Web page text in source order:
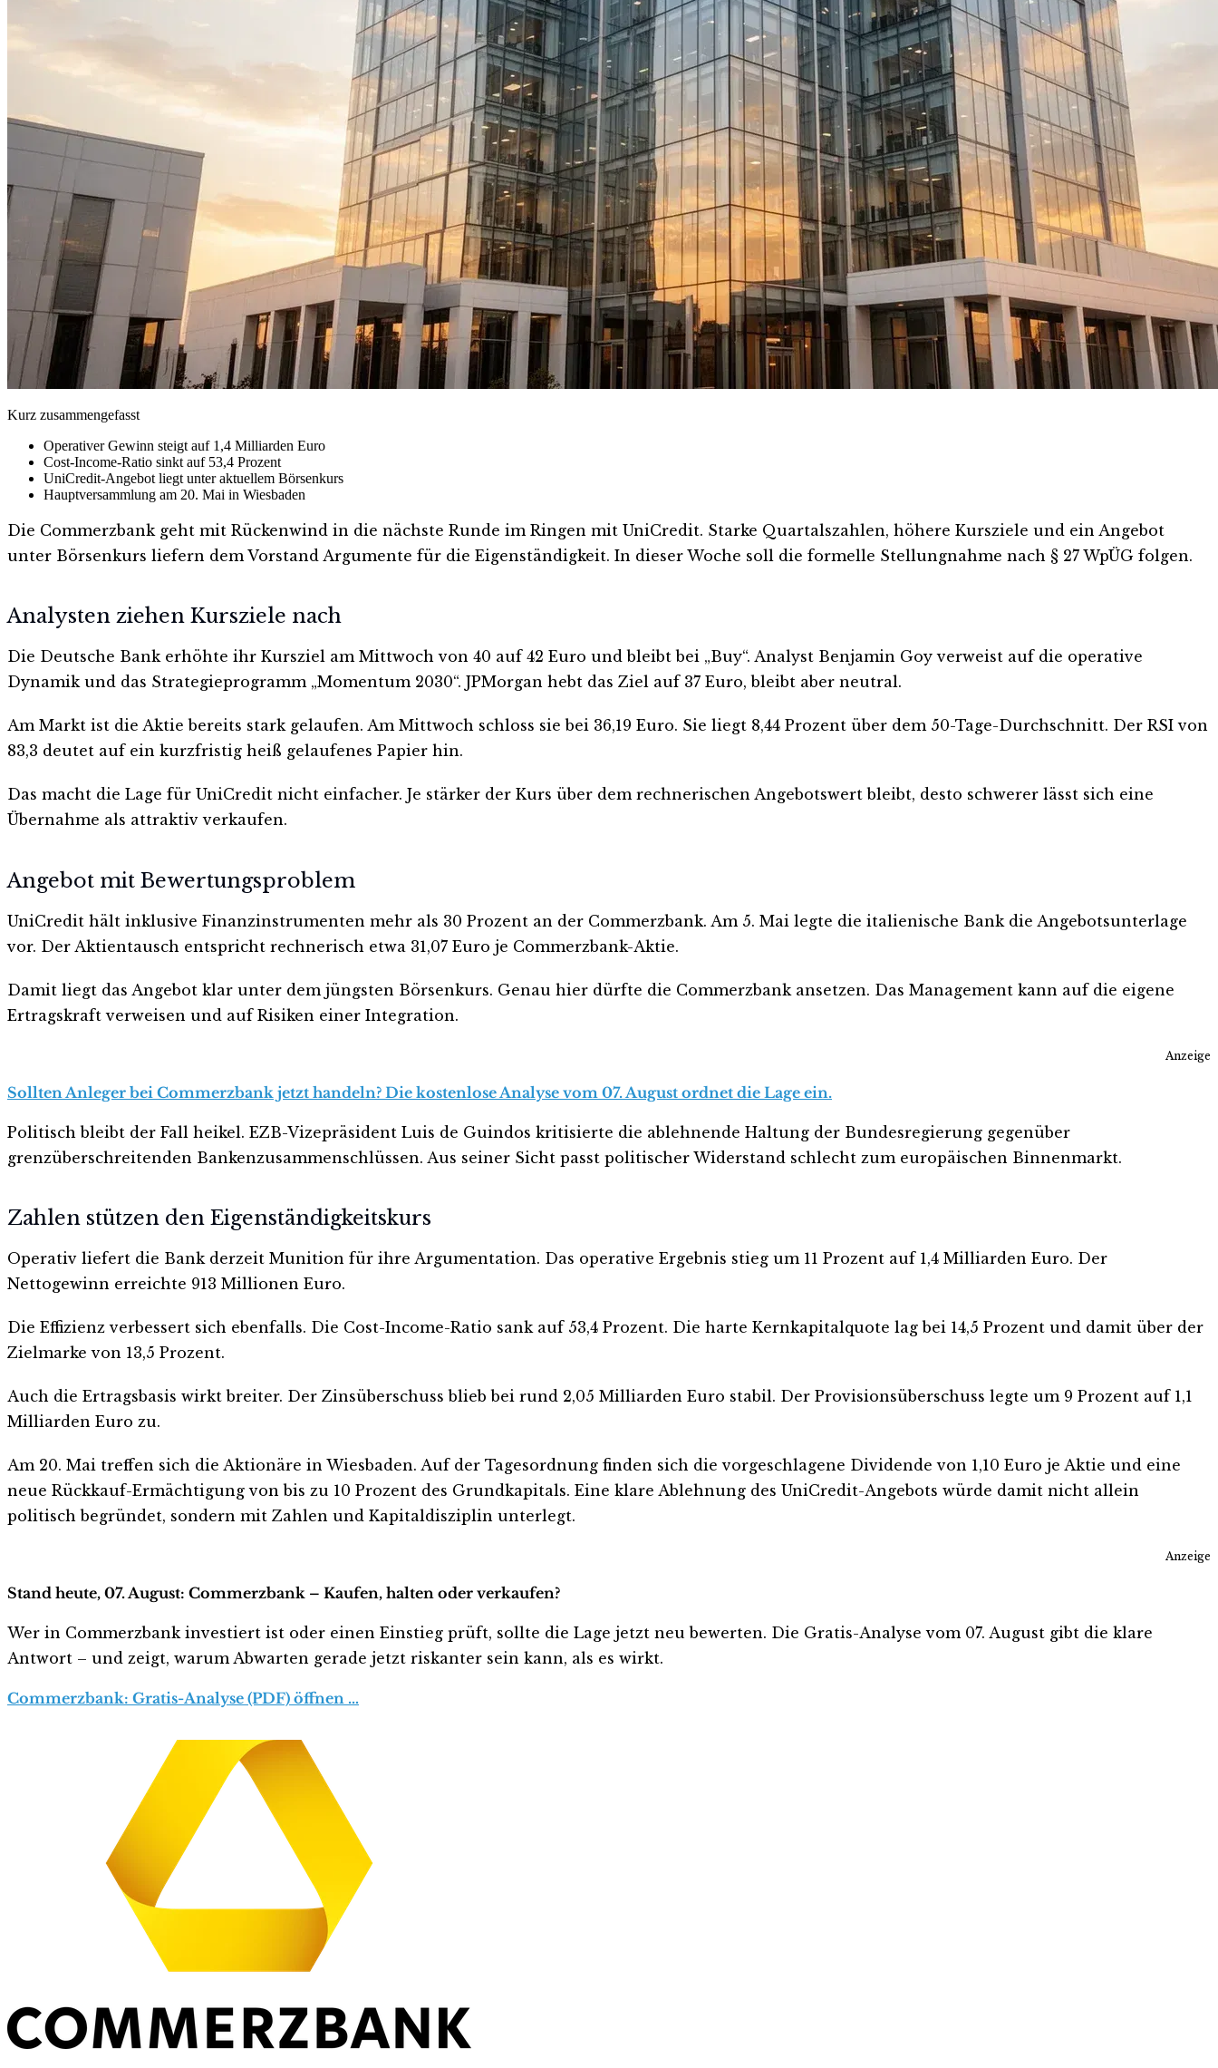
Kurz zusammengefasst
Operativer Gewinn steigt auf 1,4 Milliarden Euro
Cost-Income-Ratio sinkt auf 53,4 Prozent
UniCredit-Angebot liegt unter aktuellem Börsenkurs
Hauptversammlung am 20. Mai in Wiesbaden
Die Commerzbank geht mit Rückenwind in die nächste Runde im Ringen mit UniCredit. Starke Quartalszahlen, höhere Kursziele und ein Angebot
unter Börsenkurs liefern dem Vorstand Argumente für die Eigenständigkeit. In dieser Woche soll die formelle Stellungnahme nach § 27 WpÜG folgen.
Analysten ziehen Kursziele nach
Die Deutsche Bank erhöhte ihr Kursziel am Mittwoch von 40 auf 42 Euro und bleibt bei „Buy“. Analyst Benjamin Goy verweist auf die operative
Dynamik und das Strategieprogramm „Momentum 2030“. JPMorgan hebt das Ziel auf 37 Euro, bleibt aber neutral.
Am Markt ist die Aktie bereits stark gelaufen. Am Mittwoch schloss sie bei 36,19 Euro. Sie liegt 8,44 Prozent über dem 50-Tage-Durchschnitt. Der RSI von
83,3 deutet auf ein kurzfristig heiß gelaufenes Papier hin.
Das macht die Lage für UniCredit nicht einfacher. Je stärker der Kurs über dem rechnerischen Angebotswert bleibt, desto schwerer lässt sich eine
Übernahme als attraktiv verkaufen.
Angebot mit Bewertungsproblem
UniCredit hält inklusive Finanzinstrumenten mehr als 30 Prozent an der Commerzbank. Am 5. Mai legte die italienische Bank die Angebotsunterlage
vor. Der Aktientausch entspricht rechnerisch etwa 31,07 Euro je Commerzbank-Aktie.
Damit liegt das Angebot klar unter dem jüngsten Börsenkurs. Genau hier dürfte die Commerzbank ansetzen. Das Management kann auf die eigene
Ertragskraft verweisen und auf Risiken einer Integration.
Anzeige
Sollten Anleger bei Commerzbank jetzt handeln? Die kostenlose Analyse vom 07. August ordnet die Lage ein.
Politisch bleibt der Fall heikel. EZB-Vizepräsident Luis de Guindos kritisierte die ablehnende Haltung der Bundesregierung gegenüber
grenzüberschreitenden Bankenzusammenschlüssen. Aus seiner Sicht passt politischer Widerstand schlecht zum europäischen Binnenmarkt.
Zahlen stützen den Eigenständigkeitskurs
Operativ liefert die Bank derzeit Munition für ihre Argumentation. Das operative Ergebnis stieg um 11 Prozent auf 1,4 Milliarden Euro. Der
Nettogewinn erreichte 913 Millionen Euro.
Die Effizienz verbessert sich ebenfalls. Die Cost-Income-Ratio sank auf 53,4 Prozent. Die harte Kernkapitalquote lag bei 14,5 Prozent und damit über der
Zielmarke von 13,5 Prozent.
Auch die Ertragsbasis wirkt breiter. Der Zinsüberschuss blieb bei rund 2,05 Milliarden Euro stabil. Der Provisionsüberschuss legte um 9 Prozent auf 1,1
Milliarden Euro zu.
Am 20. Mai treffen sich die Aktionäre in Wiesbaden. Auf der Tagesordnung finden sich die vorgeschlagene Dividende von 1,10 Euro je Aktie und eine
neue Rückkauf-Ermächtigung von bis zu 10 Prozent des Grundkapitals. Eine klare Ablehnung des UniCredit-Angebots würde damit nicht allein
politisch begründet, sondern mit Zahlen und Kapitaldisziplin unterlegt.
Anzeige
Stand heute, 07. August: Commerzbank – Kaufen, halten oder verkaufen?
Wer in Commerzbank investiert ist oder einen Einstieg prüft, sollte die Lage jetzt neu bewerten. Die Gratis-Analyse vom 07. August gibt die klare
Antwort – und zeigt, warum Abwarten gerade jetzt riskanter sein kann, als es wirkt.
Commerzbank: Gratis-Analyse (PDF) öffnen …